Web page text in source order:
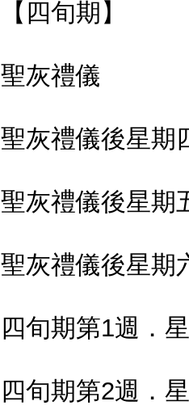
【四旬期】
聖灰禮儀
聖灰禮儀後星期
聖灰禮儀後星期
聖灰禮儀後星期
四旬期第1週．
四旬期第2週．